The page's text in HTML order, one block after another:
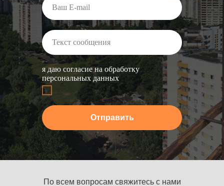
я даю согласие на обработку
персональных данных
Отправить
По всем вопросам свяжитесь с нами